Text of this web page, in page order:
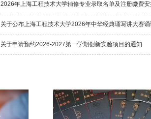
教务处组织召开“树立和践行正确政绩观学习教育专题学习与问题整改情况”学习交流会
2026年上海工程技术大学辅修专业录取名单及注册缴费
关于申请预约2026-2027第一学期创新实验项目的通知